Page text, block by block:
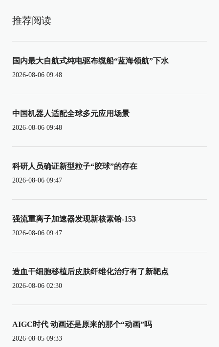
推荐阅读
国内最大自航式纯电驱布缆船“蓝海领航”下水
2026-08-06 09:48
中国机器人适配全球多元应用场景
2026-08-06 09:48
科研人员确证新型粒子“胶球”的存在
2026-08-06 09:47
强流重离子加速器发现新核素铪-153
2026-08-06 09:47
造血干细胞移植后皮肤纤维化治疗有了新靶点
2026-08-06 02:30
AIGC时代 动画还是原来的那个“动画”吗
2026-08-05 09:33